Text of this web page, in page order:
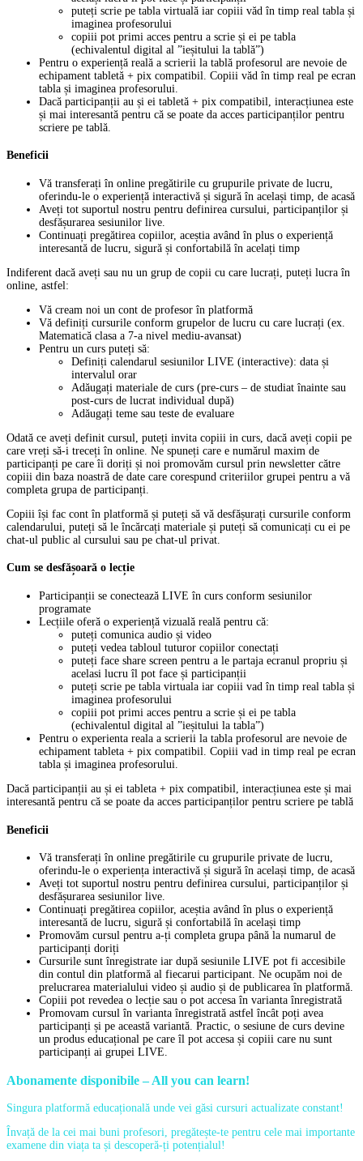
puteți scrie pe tabla virtuală iar copiii văd în timp real tabla și
imaginea profesorului
copiii pot primi acces pentru a scrie și ei pe tabla
(echivalentul digital al ”ieșitului la tablă”)
Pentru o experiență reală a scrierii la tablă profesorul are nevoie de
echipament tabletă + pix compatibil. Copiii văd în timp real pe ecran
tabla și imaginea profesorului.
Dacă participanții au și ei tabletă + pix compatibil, interacțiunea este
și mai interesantă pentru că se poate da acces participanților pentru
scriere pe tablă.
Beneficii
Vă transferați în online pregătirile cu grupurile private de lucru,
oferindu-le o experiență interactivă și sigură în același timp, de acasă
Aveți tot suportul nostru pentru definirea cursului, participanților și
desfășurarea sesiunilor live.
Continuați pregătirea copiilor, aceștia având în plus o experiență
interesantă de lucru, sigură și confortabilă în acelați timp
Indiferent dacă aveți sau nu un grup de copii cu care lucrați, puteți lucra în
online, astfel:
Vă cream noi un cont de profesor în platformă
Vă definiți cursurile conform grupelor de lucru cu care lucrați (ex.
Matematică clasa a 7-a nivel mediu-avansat)
Pentru un curs puteți să:
Definiți calendarul sesiunilor LIVE (interactive): data și
intervalul orar
Adăugați materiale de curs (pre-curs – de studiat înainte sau
post-curs de lucrat individual după)
Adăugați teme sau teste de evaluare
Odată ce aveți definit cursul, puteți invita copiii in curs, dacă aveți copii pe
care vreți să-i treceți în online. Ne spuneți care e numărul maxim de
participanți pe care îi doriți și noi promovăm cursul prin newsletter către
copiii din baza noastră de date care corespund criteriilor grupei pentru a vă
completa grupa de participanți.
Copiii își fac cont în platformă și puteți să vă desfășurați cursurile conform
calendarului, puteți să le încărcați materiale și puteți să comunicați cu ei pe
chat-ul public al cursului sau pe chat-ul privat.
Cum se desfășoară o lecție
Participanții se conectează LIVE în curs conform sesiunilor
programate
Lecțiile oferă o experiență vizuală reală pentru că:
puteți comunica audio și video
puteți vedea tabloul tuturor copiilor conectați
puteți face share screen pentru a le partaja ecranul propriu și
acelasi lucru îl pot face și participanții
puteți scrie pe tabla virtuala iar copiii vad în timp real tabla și
imaginea profesorului
copiii pot primi acces pentru a scrie și ei pe tabla
(echivalentul digital al ”ieșitului la tabla”)
Pentru o experienta reala a scrierii la tabla profesorul are nevoie de
echipament tableta + pix compatibil. Copiii vad in timp real pe ecran
tabla și imaginea profesorului.
Dacă participanții au și ei tableta + pix compatibil, interacțiunea este și mai
interesantă pentru că se poate da acces participanților pentru scriere pe tablă
Beneficii
Vă transferați în online pregătirile cu grupurile private de lucru,
oferindu-le o experiența interactivă și sigură în același timp, de acasă
Aveți tot suportul nostru pentru definirea cursului, participanților și
desfășurarea sesiunilor live.
Continuați pregătirea copiilor, aceștia având în plus o experiență
interesantă de lucru, sigură și confortabilă în același timp
Promovăm cursul pentru a-ți completa grupa până la numarul de
participanți doriți
Cursurile sunt înregistrate iar după sesiunile LIVE pot fi accesibile
din contul din platformă al fiecarui participant. Ne ocupăm noi de
prelucrarea materialului video și audio și de publicarea în platformă.
Copiii pot revedea o lecție sau o pot accesa în varianta înregistrată
Promovam cursul în varianta înregistrată astfel încât poți avea
participanți și pe această variantă. Practic, o sesiune de curs devine
un produs educațional pe care îl pot accesa și copiii care nu sunt
participanți ai grupei LIVE.
Abonamente disponibile –All you can learn!
Singura platformă educațională unde vei găsi cursuri actualizate constant!
Învață de la cei mai buni profesori, pregătește-te pentru cele mai importante
examene din viața ta și descoperă-ți potențialul!